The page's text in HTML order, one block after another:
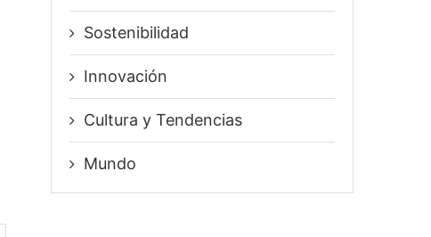
Sostenibilidad
Innovación
⁠Cultura y Tendencias
Mundo